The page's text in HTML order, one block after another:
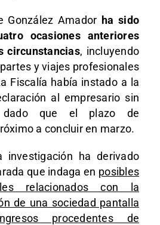
González Amador ha sido
ocasiones anteriores
circunstancias, incluyendo
y viajes profesionales
Fiscalía había instado a la
al empresario sin
dado que el plazo de
a concluir en marzo.
investigación ha derivado
que indaga en posibles
relacionados con la
de una sociedad pantalla
procedentes de